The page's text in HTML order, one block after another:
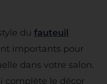
du fauteuil
importants pour
dans votre salon.
complète le décor